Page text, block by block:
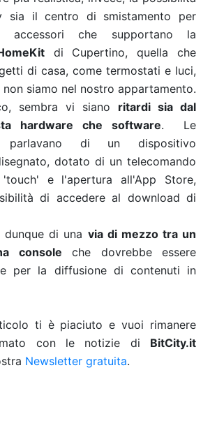
sia il centro di smistamento per
accessori che supportano la
di Cupertino, quella che
di casa, come termostati e luci,
non siamo nel nostro appartamento.
sembra vi siano ritardi sia dal
hardware che software. Le
parlavano di un dispositivo
dotato di un telecomando
e l'apertura all'App Store,
di accedere al download di
di una via di mezzo tra un
console che dovrebbe essere
per la diffusione di contenuti in
ti è piaciuto e vuoi rimanere
con le notizie di BitCity.it
Newsletter gratuita.